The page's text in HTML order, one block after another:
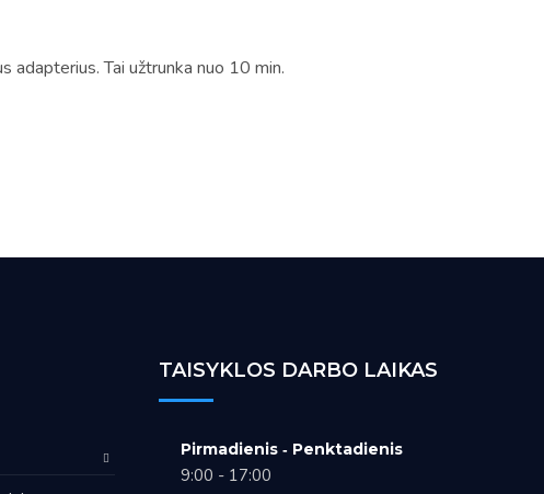
Tai užtrunka nuo 10 min.
TAISYKLOS DARBO LAIKAS
Pirmadienis ‑ Penktadienis
9:00 - 17:00